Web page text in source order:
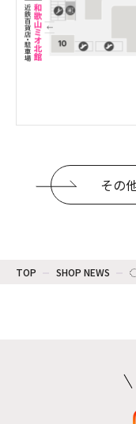
その
TOP SHOP NEWS